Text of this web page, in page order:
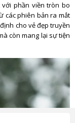
phần viền tròn bo
các phiên bản ra mắt
cho vẻ đẹp truyền
còn mang lại sự tiện